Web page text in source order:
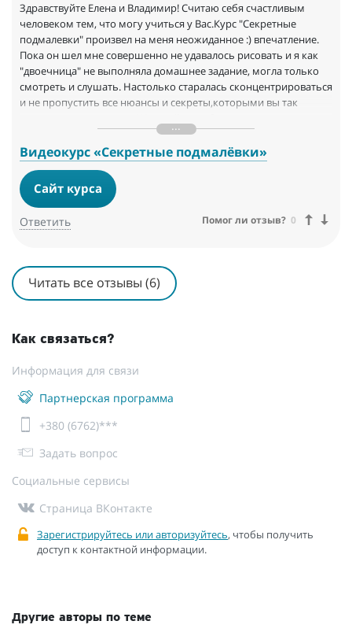
Здравствуйте Елена и Владимир! Считаю себя счастливым
человеком тем, что могу учиться у Вас.Курс "Секретные
подмалевки" произвел на меня неожиданное :) впечатление.
Пока он шел мне совершенно не удавалось рисовать и я как
"двоечница" не выполняла домашнее задание, могла только
смотреть и слушать. Настолько старалась сконцентрироваться
и не пропустить все нюансы и секреты,которыми вы так
откровением! В голове все сложилось "по полочкам",ушли все
страхи неудачи и теперь я даже во сне рисую :) Спасибо ВАМ!
Видеокурс «Секретные подмалёвки»
Сайт курса
Ответить Помог ли отзыв? 0
Читать все отзывы (6)
Как связаться?
Информация для связи
Партнерская программа
+380 (6762)***
Задать вопрос
Социальные сервисы
Страница ВКонтакте
Зарегистрируйтесь или авторизуйтесь, чтобы получить
доступ к контактной информации.
Другие авторы по теме